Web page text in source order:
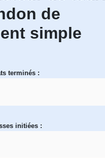
de
simple
terminés :
initiées :